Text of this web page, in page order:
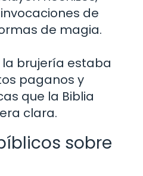
de
de magia.
brujería estaba
paganos y
que la Biblia
clara.
sobre